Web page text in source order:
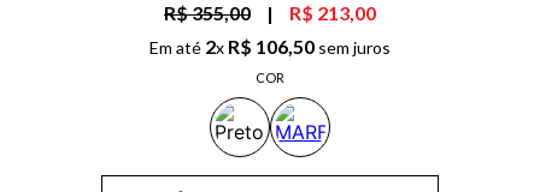
R$ 355,00 | R$ 213,00
Em até 2x R$ 106,50 sem juros
COR